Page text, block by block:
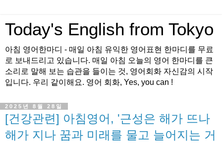
Today's English from Tokyo
아침 영어한마디 - 매일 아침 유익한 영어표현 한마디를 무료
로 보내드리고 있습니다. 매일 아침 오늘의 영어 한마디를 큰
소리로 말해 보는 습관을 들이는 것, 영어회화 자신감의 시작
입니다. 우리 같이해요. 영어 회화, Yes, you can !
2025년 8월 28일
[건강관련] 아침영어, '근성은 해가 뜨나
해가 지나 꿈과 미래를 물고 늘어지는 거